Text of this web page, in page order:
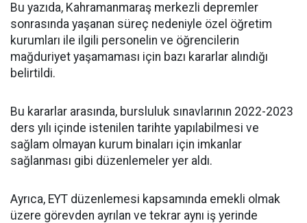
Bu yazıda, Kahramanmaraş merkezli depremler
sonrasında yaşanan süreç nedeniyle özel öğretim
kurumları ile ilgili personelin ve öğrencilerin
mağduriyet yaşamaması için bazı kararlar alındığı
belirtildi.
Bu kararlar arasında, bursluluk sınavlarının 2022-2023
ders yılı içinde istenilen tarihte yapılabilmesi ve
sağlam olmayan kurum binaları için imkanlar
sağlanması gibi düzenlemeler yer aldı.
Ayrıca, EYT düzenlemesi kapsamında emekli olmak
üzere görevden ayrılan ve tekrar aynı iş yerinde